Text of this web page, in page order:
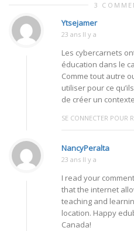
3
Ytsejamer
23 ans Il y a
Les cybercarnets
éducation dans le
Comme tout autre
utiliser pour ce
de créer un
SE CONNECTER POUR
NancyPeralta
23 ans Il y a
I read your
that the internet
teaching and
location. Happy
Canada!